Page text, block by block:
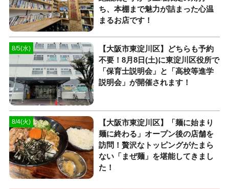
ち、本棚まで魅力が詰まった心温
まるお店です！
8/5(水)
【大阪市東淀川区】どちらも予約
不要！8月8日(土)に東淀川区役所で
「保育士説明会」と「高校等進学
説明会」が開催されます！
8/4(火)
【大阪市東淀川区】「麺に始まり
麺に終わる」オープン後の店舗を
訪問！贅沢なトッピングがたまら
ない「まぜ麺」を堪能してきまし
た！